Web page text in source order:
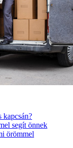
kapcsán?
segít önnek
örömmel